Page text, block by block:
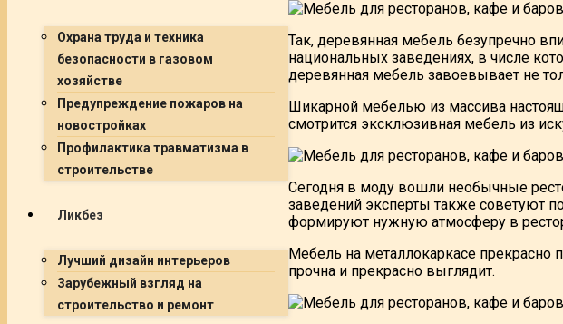
Охрана труда и техника
безопасности в газовом
хозяйстве
Предупреждение пожаров на
новостройках
Профилактика травматизма в
строительстве
Ликбез
Лучший дизайн интерьеров
Зарубежный взгляд на
строительство и ремонт
Так, деревянная мебель безупречно
национальных заведениях, в числе
деревянная мебель завоевывает не
Шикарной мебелью из массива
смотрится эксклюзивная мебель из
Сегодня в моду вошли необычные
заведений эксперты также советуют
формируют нужную атмосферу в
Мебель на металлокаркасе прекрасно
прочна и прекрасно выглядит.